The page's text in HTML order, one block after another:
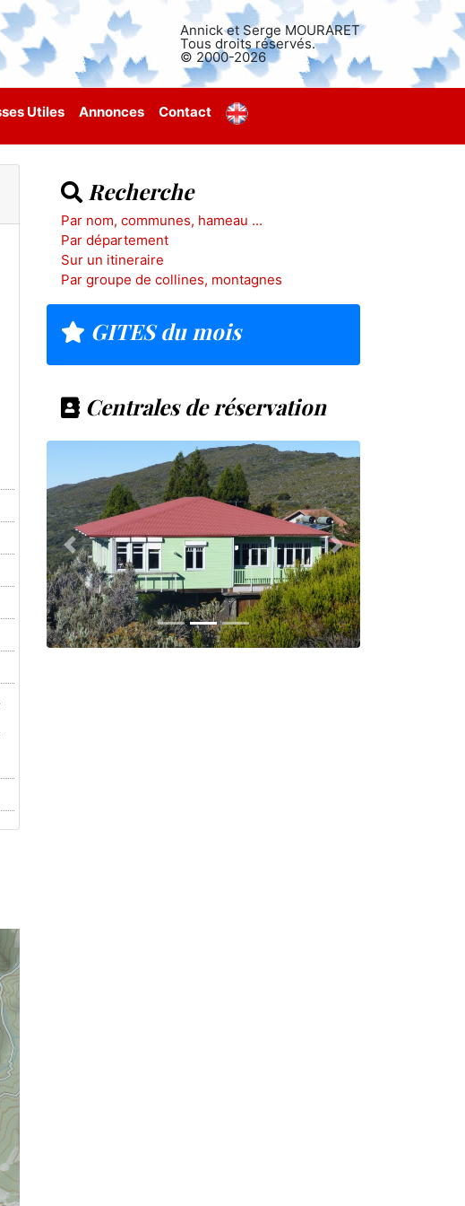
Annick et Serge MOURARET
Tous droits réservés.
© 2000-2026
Utiles Annonces Contact
Recherche
Par nom, communes, hameau ...
Par département
Sur un itineraire
Par groupe de collines, montagnes
GITES du mois
Centrales de réservation